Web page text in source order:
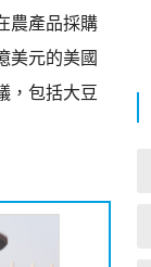
農產品採購
美元的美國
，包括大豆